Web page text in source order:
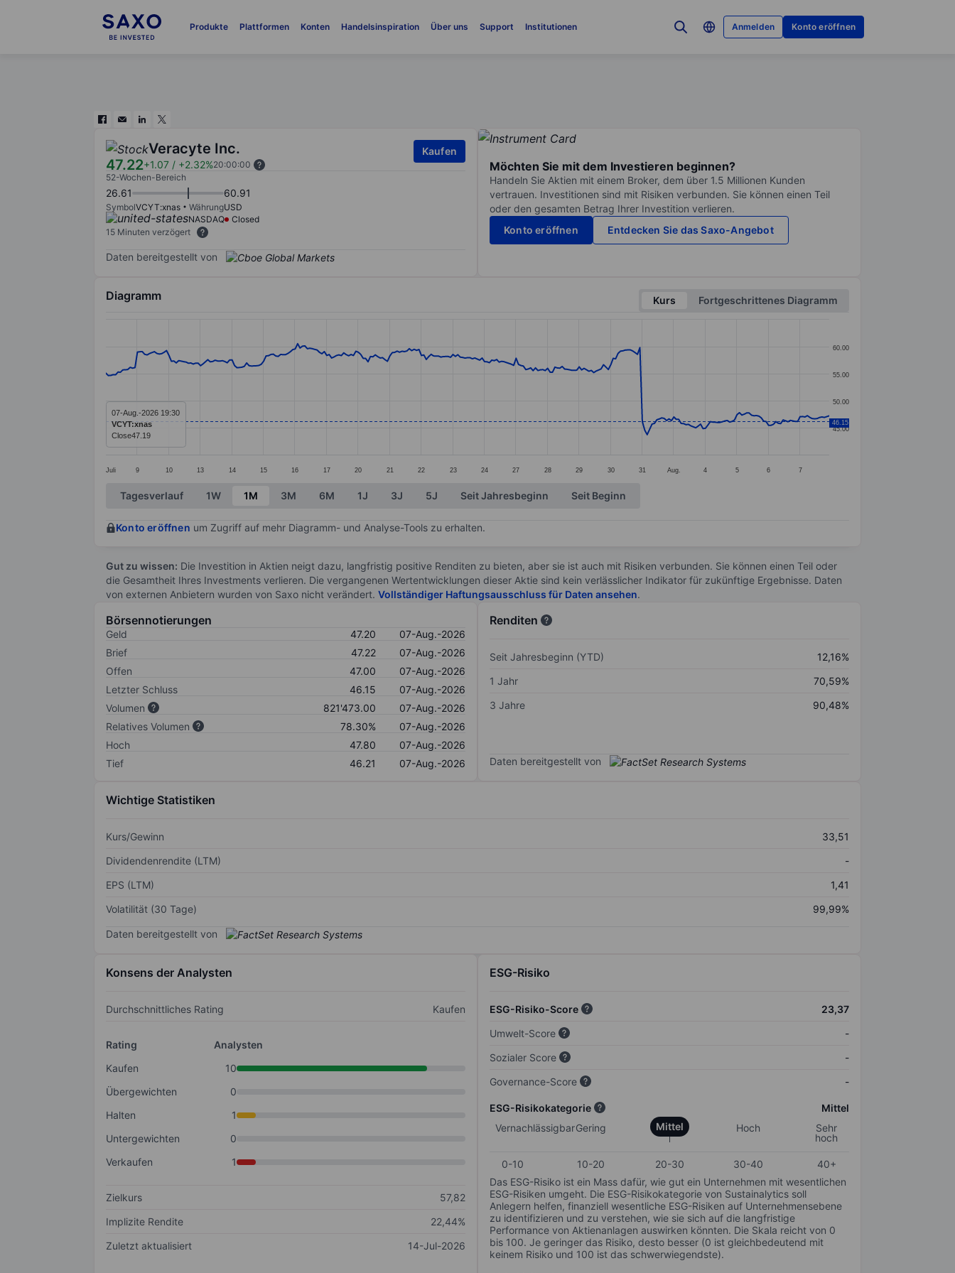
Produkte Plattformen Konten Handelsinspiration Über uns Support Institutionen Anmelden Konto eröffnen
Veracyte Inc.
47.22+1.07 / +2.32%20:00:00
Kaufen
52-Wochen-Bereich
26.61 60.91
SymbolVCYT:xnas WährungUSD
NASDAQ
Closed
15 Minuten verzögert
Daten bereitgestellt von
Möchten Sie mit dem Investieren beginnen?
Handeln Sie Aktien mit einem Broker, dem über 1.5 Millionen Kunden
vertrauen. Investitionen sind mit Risiken verbunden. Sie können einen Teil
oder den gesamten Betrag Ihrer Investition verlieren.
Konto eröffnen
Entdecken Sie das Saxo-Angebot
Diagramm Kurs
Fortgeschrittenes Diagramm
Line chart with 299 data points.
The chart has 1 X axis displaying categories.
Juli 9 10 13 14 15 16 17 20 21 22 23 24 27 28 29 30 31 Aug. 4 5 6 7
45.00
50.00
55.00
60.00
46.15
07-Aug.-2026 19:30
VCYT:xnas
Close47.19
End of interactive chart.
Tagesverlauf 1W 1M 3M 6M 1J 3J 5J Seit Jahresbeginn Seit Beginn
Konto eröffnen um Zugriff auf mehr Diagramm- und Analyse-Tools zu erhalten.
Gut zu wissen: Die Investition in Aktien neigt dazu, langfristig positive Renditen zu bieten, aber sie ist auch mit Risiken verbunden. Sie können einen Teil oder
die Gesamtheit Ihres Investments verlieren. Die vergangenen Wertentwicklungen dieser Aktie sind kein verlässlicher Indikator für zukünftige Ergebnisse. Daten
von externen Anbietern wurden von Saxo nicht verändert. Vollständiger Haftungsausschluss für Daten ansehen.
Börsennotierungen
Geld 47.20
07-Aug.-2026
Brief
47.22
07-Aug.-2026
Offen
47.00
07-Aug.-2026
Letzter Schluss
46.15
07-Aug.-2026
Volumen
821'473.00
07-Aug.-2026
Relatives Volumen
78.30%
07-Aug.-2026
Hoch
47.80
07-Aug.-2026
Tief
46.21 07-Aug.-2026
Renditen
Seit Jahresbeginn (YTD)
12,16%
1 Jahr
70,59%
3 Jahre
90,48%
Daten bereitgestellt von
Wichtige Statistiken
Kurs/Gewinn
33,51
Dividendenrendite (LTM)
-
EPS (LTM)
1,41
Volatilität (30 Tage)
99,99%
Daten bereitgestellt von
Konsens der Analysten
Durchschnittliches Rating Kaufen
Rating
Analysten
Kaufen
10
Übergewichten
0
Halten
1
Untergewichten
0
Verkaufen
1
Zielkurs
57,82
Implizite Rendite
22,44%
Zuletzt aktualisiert
14-Jul-2026
ESG-Risiko
ESG-Risiko-Score
23,37
Umwelt-Score
-
Sozialer Score
-
Governance-Score
-
ESG-Risikokategorie
Mittel
VernachlässigbarGering Mittel Hoch
Sehr
hoch
0-10 10-20 20-30 30-40
40+
Das ESG-Risiko ist ein Mass dafür, wie gut ein Unternehmen mit wesentlichen
ESG-Risiken umgeht. Die ESG-Risikokategorie von Sustainalytics soll
Anlegern helfen, finanziell wesentliche ESG-Risiken auf Unternehmensebene
zu identifizieren und zu verstehen, wie sie sich auf die langfristige
Performance von Aktienanlagen auswirken könnten. Die Skala reicht von 0
bis 100. Je geringer das Risiko, desto besser (0 ist gleichbedeutend mit
keinem Risiko und 100 ist das schwerwiegendste).